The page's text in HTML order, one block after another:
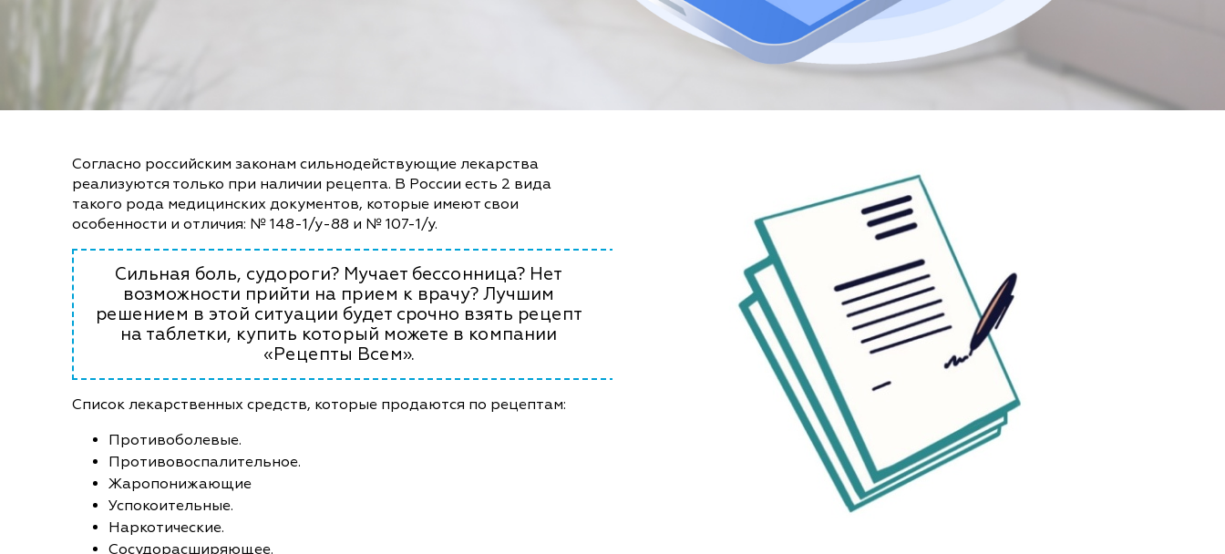
Согласно российским законам сильнодействующие лекарства
реализуются только при наличии рецепта. В России есть 2 вида
такого рода медицинских документов, которые имеют свои
особенности и отличия: № 148-1/у-88 и № 107-1/у.
Сильная боль, судороги? Мучает бессонница? Нет
возможности прийти на прием к врачу? Лучшим
решением в этой ситуации будет срочно взять рецепт
на таблетки, купить который можете в компании
«Рецепты Всем».
Список лекарственных средств, которые продаются по рецептам:
Противоболевые.
Противовоспалительное.
Жаропонижающие
Успокоительные.
Наркотические.
Сосудорасширяющее.